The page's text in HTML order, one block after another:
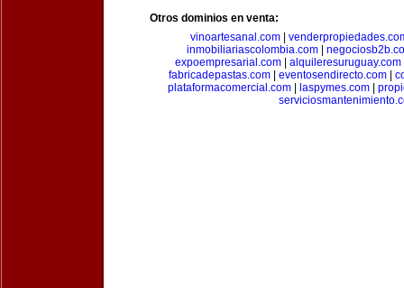
Otros dominios en venta:
vinoartesanal.com
inmobiliariascolombia.com|
expoempresarial.com| alquileresuruguay.com
fabricadepastas.com| eventosendirecto.com|
plataformacomercial.com| laspymes.com|